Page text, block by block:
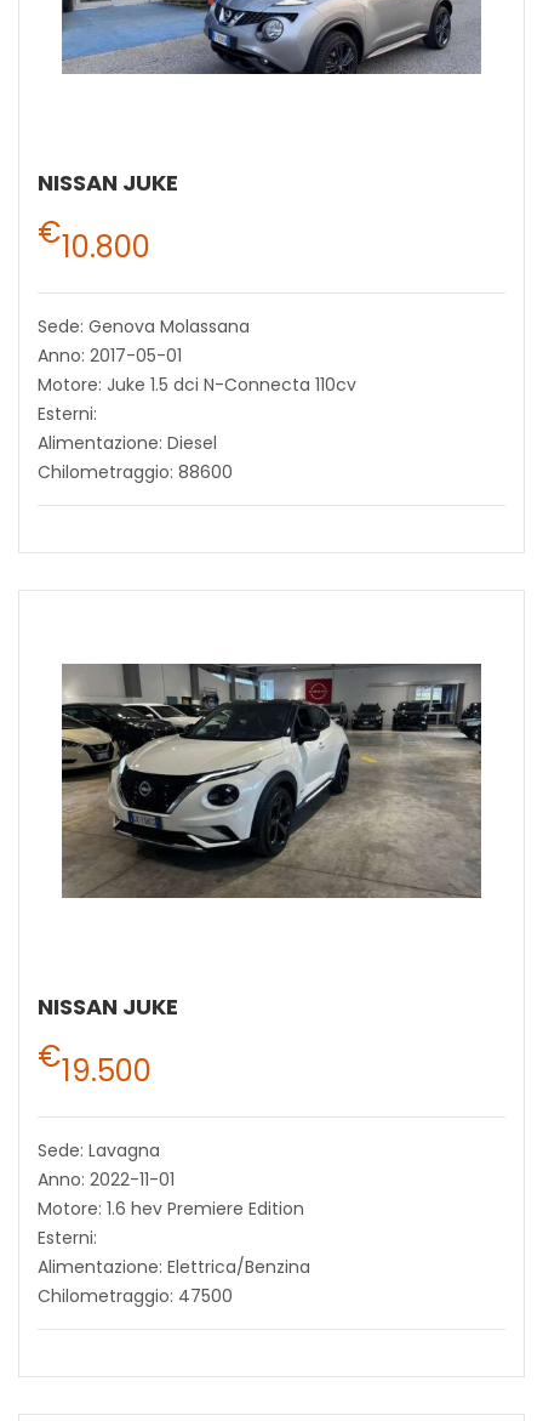
NISSAN JUKE
€10.800
Sede: Genova Molassana
Anno: 2017-05-01
Motore: Juke 1.5 dci N-Connecta 110cv
Esterni:
Alimentazione: Diesel
Chilometraggio: 88600
NISSAN JUKE
€19.500
Sede: Lavagna
Anno: 2022-11-01
Motore: 1.6 hev Premiere Edition
Esterni:
Alimentazione: Elettrica/Benzina
Chilometraggio: 47500